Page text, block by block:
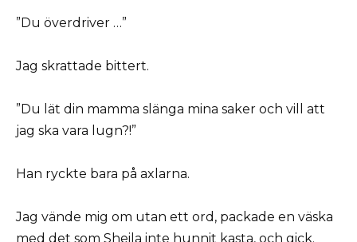
”Du överdriver …”
Jag skrattade bittert.
”Du lät din mamma slänga mina saker och vill att
jag ska vara lugn?!”
Han ryckte bara på axlarna.
Jag vände mig om utan ett ord, packade en väska
med det som Sheila inte hunnit kasta, och gick.